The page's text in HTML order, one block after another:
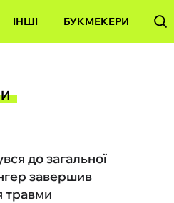
ІНШІ БУКМЕКЕРИ
до загальної
завершив
травми